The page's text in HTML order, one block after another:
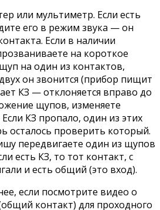
или мультиметр. Если есть
его в режим звука — он
Если в наличии
на короткое
на один из контактов,
он звонится (прибор пищит
КЗ — отклоняется вправо до
щупов, изменяете
КЗ пропало, один из этих
осталось проверить который.
передвигаете один из щупов
есть КЗ, то тот контакт, с
и есть общий (это вход).
если посмотрите видео о
контакт) для проходного